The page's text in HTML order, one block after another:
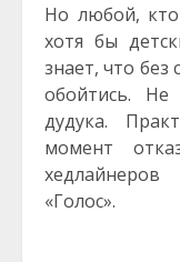
Но любой, кто
хотя бы
знает, что
обойтись.
дудука.
момент
«Голос».